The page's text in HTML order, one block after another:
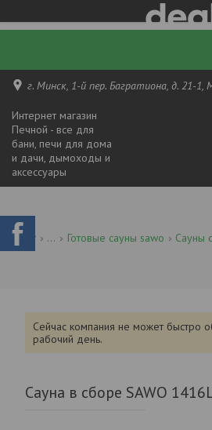
г. Минск, 1-й пер. Багратиона, д. 21-1,
Интернет магазин
Печной - все для
бани, печи для дома
и дачи, дымоходы и
аксессуары
... Готовые сауны sawo Сауны
Сейчас компания не может быстро
рабочий день.
Сауна в сборе SAWO